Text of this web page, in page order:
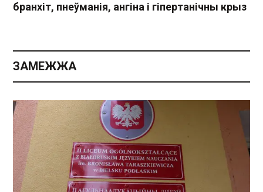
бранхіт, пнеўманія, ангіна і гіпертанічны крыз
ЗАМЕЖЖА